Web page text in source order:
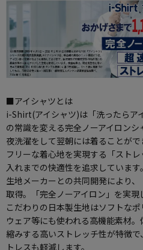
■アイシャツとは
i-Shirt(アイシャツ)は「洗ったらア
の常識を変える完全ノーアイロンシ
夜洗濯をして翌朝には着ることが
フリーな着心地を実現する「スト
入れまでの快適性を追求しています。
生地メーカーとの共同開発により
取得。「完全ノーアイロン」を実現
こだわりの日本製生地はソフトな
ウェア等にも使われる高機能素材
縮みする高いストレッチ性が特徴
トレスも軽減します。